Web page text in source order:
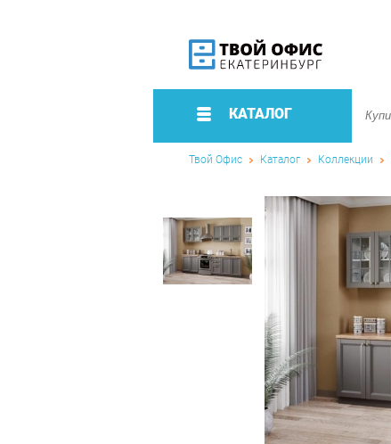
КАТАЛОГ
Твой Офис Каталог Коллекции